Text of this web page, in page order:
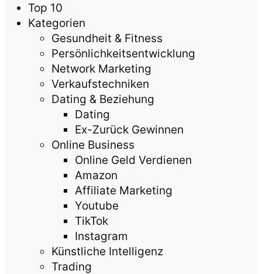
Top 10
Kategorien
Gesundheit & Fitness
Persönlichkeitsentwicklung
Network Marketing
Verkaufstechniken
Dating & Beziehung
Dating
Ex-Zurück Gewinnen
Online Business
Online Geld Verdienen
Amazon
Affiliate Marketing
Youtube
TikTok
Instagram
Künstliche Intelligenz
Trading